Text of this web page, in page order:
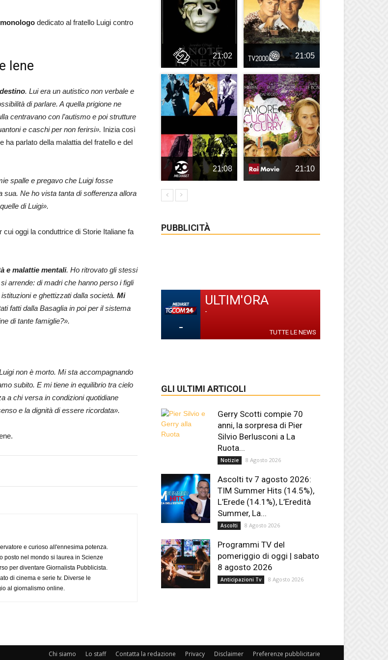
monologo dedicato al fratello Luigi contro
Iene
. Lui era un autistico non verbale e
di parlare. A quella prigione ne
centravano con l’autismo e poi strutture
e caschi per non ferirsi». Inizia così
ha parlato della malattia del fratello e del
spalle e pregavo che Luigi fosse
Ne ho vista tanta di sofferenza allora
di Luigi».
oggi la conduttrice di Storie Italiane fa
e malattie mentali. Ho ritrovato gli stessi
arrende: di madri che hanno perso i figli
e ghettizzati dalla società. Mi
fatti dalla Basaglia in poi per il sistema
di tante famiglie?».
non è morto. Mi sta accompagnando
subito. E mi tiene in equilibrio tra cielo
a chi versa in condizioni quotidiane
e la dignità di essere ricordata».
e curioso all'ennesima potenza.
posto nel mondo si laurea in Scienze
per diventare Giornalista Pubblicista.
di cinema e serie tv. Diverse le
al giornalismo online.
21:02 21:05
21:08 21:10
PUBBLICITÀ
-
ULTIM'ORA
-
TUTTE LE NEWS
GLI ULTIMI ARTICOLI
Gerry Scotti compie 70
anni, la sorpresa di Pier
Silvio Berlusconi a La
Ruota...
Notizie 8 Agosto 2026
Ascolti tv 7 agosto 2026:
TIM Summer Hits (14.5%),
L’Erede (14.1%), L’Eredità
Summer, La...
Ascolti 8 Agosto 2026
Programmi TV del
pomeriggio di oggi | sabato
8 agosto 2026
Anticipazioni Tv 8 Agosto 2026
Chi siamo Lo staff Contatta la redazione Privacy Disclaimer Preferenze pubblicitarie